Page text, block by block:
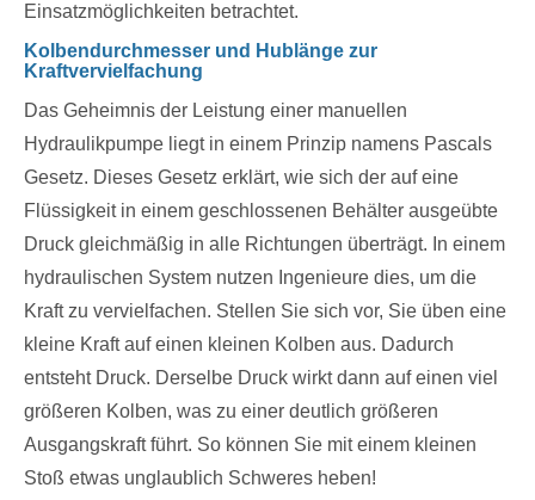
Einsatzmöglichkeiten betrachtet.
Kolbendurchmesser und Hublänge zur
Kraftvervielfachung
Das Geheimnis der Leistung einer manuellen
Hydraulikpumpe liegt in einem Prinzip namens Pascals
Gesetz. Dieses Gesetz erklärt, wie sich der auf eine
Flüssigkeit in einem geschlossenen Behälter ausgeübte
Druck gleichmäßig in alle Richtungen überträgt. In einem
hydraulischen System nutzen Ingenieure dies, um die
Kraft zu vervielfachen. Stellen Sie sich vor, Sie üben eine
kleine Kraft auf einen kleinen Kolben aus. Dadurch
entsteht Druck. Derselbe Druck wirkt dann auf einen viel
größeren Kolben, was zu einer deutlich größeren
Ausgangskraft führt. So können Sie mit einem kleinen
Stoß etwas unglaublich Schweres heben!